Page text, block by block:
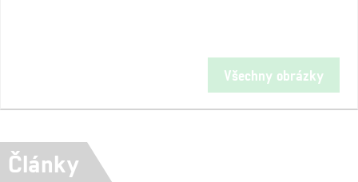
Všechny obrázky
Články